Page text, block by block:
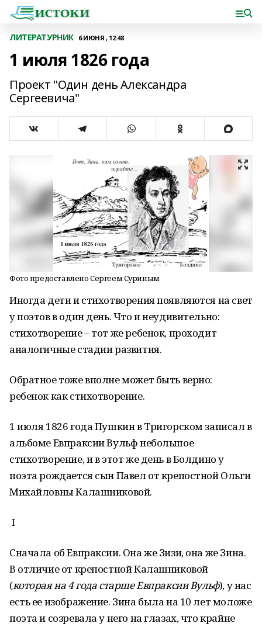
ЛИТЕРАТУРНИК 6 ИЮНЯ , 12:48
1 июля 1826 года
Проект "Один день Александра
Сергеевича"
Фото предоставлено Сергеем Суриным
Иногда дети и стихотворения появляются на свет
у поэтов в один день. Что и неудивительно:
стихотворение – тот же ребенок, проходит
аналогичные стадии развития.
Обратное тоже вполне может быть верно:
ребенок как стихотворение.
1 июля 1826 года Пушкин в Тригорском записал в
альбоме Евпраксии Вульф небольшое
стихотворение, и в этот же день в Болдино у
поэта рождается сын Павел от крепостной Ольги
Михайловны Калашниковой.
I
Сначала об Евпраксии. Она же Зизи, она же Зина.
В отличие от крепостной Калашниковой
(которая на 4 года старше Евпраксии Вульф), у нас
есть ее изображение. Зина была на 10 лет моложе
поэта и созревала у него на глазах, что крайне